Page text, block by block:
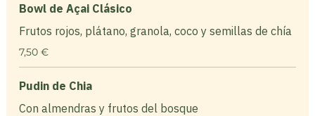
Bowl de Açai Clásico
Frutos rojos, plátano, granola, coco y semillas de chía
7,50 €
Pudin de Chia
Con almendras y frutos del bosque